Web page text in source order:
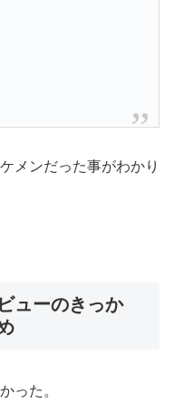
メンだった事がわかり
ューのきっか
った。